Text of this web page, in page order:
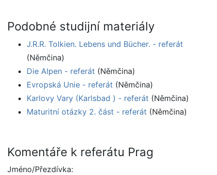
Podobné studijní materiály
J.R.R. Tolkien. Lebens und Bücher. - referát
(Němčina)
Die Alpen - referát (Němčina)
Evropská Unie - referát (Němčina)
Karlovy Vary (Karlsbad ) - referát (Němčina)
Maturitní otázky 2. část - referát (Němčina)
Komentáře k referátu Prag
Jméno/Přezdívka: